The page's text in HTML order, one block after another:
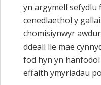
yn argymell sefydlu
cenedlaethol y gallai
chomisiynwyr
ddeall lle mae
fod hyn yn
effaith ymyriadau